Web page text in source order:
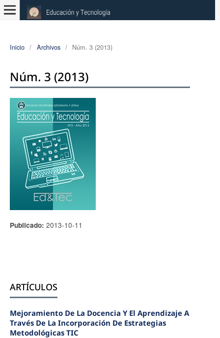
Inicio / Archivos / Núm. 3 (2013)
Núm. 3 (2013)
Publicado: 2013-10-11
ARTÍCULOS
Mejoramiento De La Docencia Y El Aprendizaje A
Través De La Incorporación De Estrategias
Metodológicas TIC